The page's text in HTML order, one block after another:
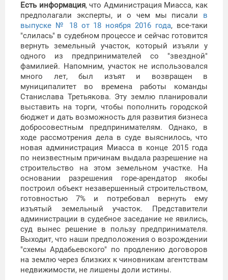
Есть информация, что Администрация Миасса, как
предполагали эксперты, и о чем мы писали в
выпуске № 18 от 18 ноября 2016 года, все-таки
"слилась" в судебном процессе и сейчас готовится
вернуть земельный участок, который изъяли у
одного из предпринимателей со "звездной"
фамилией. Напомним, участок не использовался
много лет, был изъят и возвращен в
муниципалитет во времена работы команды
Станислава Третьякова. Эту землю планировали
выставить на торги, чтобы пополнить городской
бюджет и дать возможность для развития бизнеса
добросовестным предпринимателям. Однако, в
ходе рассмотрения дела в суде выяснилось, что
новая администрация Миасса в конце 2015 года
по неизвестным причинам выдала разрешение на
строительство на этом земельном участке. На
основании разрешения горе-арендатор якобы
построил объект незавершенный строительством,
готовностью 7% и потребовал вернуть ему
изъятый земельный участок. Представители
администрации в судебное заседание не явились,
суд вынес решение в пользу предпринимателя.
Выходит, что наши предположения о возрождении
"схемы Ардабьевского" по продлению договоров
на землю через близких к чиновникам агентствам
недвижимости, не лишены доли истины.